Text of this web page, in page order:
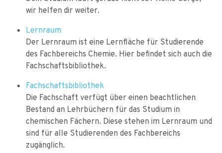
wir helfen dir weiter.
Lernraum
Der Lernraum ist eine Lernfläche für Studierende
des Fachbereichs Chemie. Hier befindet sich auch die
Fachschaftsbibliothek.
Fachschaftsbibliothek
Die Fachschaft verfügt über einen beachtlichen
Bestand an Lehrbüchern für das Studium in
chemischen Fächern. Diese stehen im Lernraum und
sind für alle Studierenden des Fachbereichs
zugänglich.